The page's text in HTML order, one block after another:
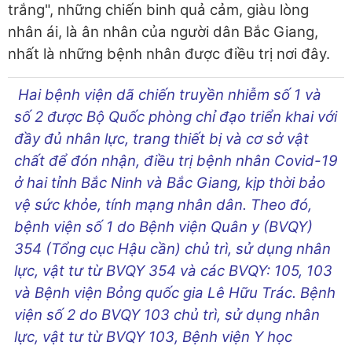
trắng", những chiến binh quả cảm, giàu lòng
nhân ái, là ân nhân của người dân Bắc Giang,
nhất là những bệnh nhân được điều trị nơi đây.
Hai bệnh viện dã chiến truyền nhiễm số 1 và
số 2 được Bộ Quốc phòng chỉ đạo triển khai với
đầy đủ nhân lực, trang thiết bị và cơ sở vật
chất để đón nhận, điều trị bệnh nhân Covid-19
ở hai tỉnh Bắc Ninh và Bắc Giang, kịp thời bảo
vệ sức khỏe, tính mạng nhân dân. Theo đó,
bệnh viện số 1 do Bệnh viện Quân y (BVQY)
354 (Tổng cục Hậu cần) chủ trì, sử dụng nhân
lực, vật tư từ BVQY 354 và các BVQY: 105, 103
và Bệnh viện Bỏng quốc gia Lê Hữu Trác. Bệnh
viện số 2 do BVQY 103 chủ trì, sử dụng nhân
lực, vật tư từ BVQY 103, Bệnh viện Y học